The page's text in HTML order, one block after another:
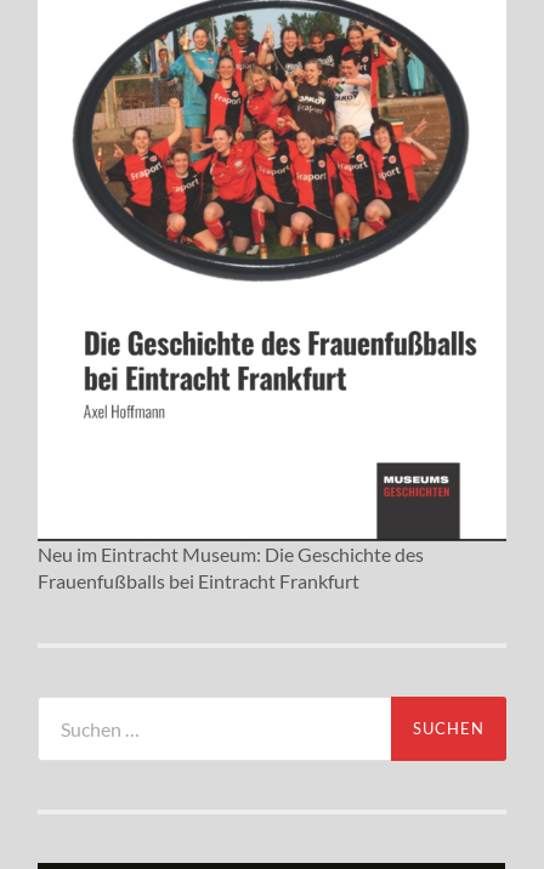
Neu im Eintracht Museum: Die Geschichte des
Frauenfußballs bei Eintracht Frankfurt
nach: